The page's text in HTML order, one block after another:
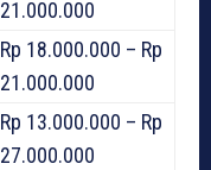
21.000.000
Rp 18.000.000 – Rp
21.000.000
Rp 13.000.000 – Rp
27.000.000